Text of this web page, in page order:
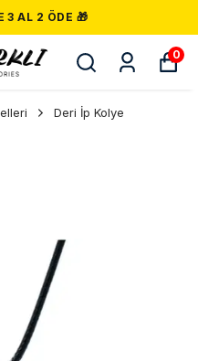
3 AL 2 ÖDE 🎁
0
Deri İp Kolye